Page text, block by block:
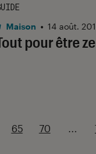
pour être
Maison • 14 août.
65 70 ...